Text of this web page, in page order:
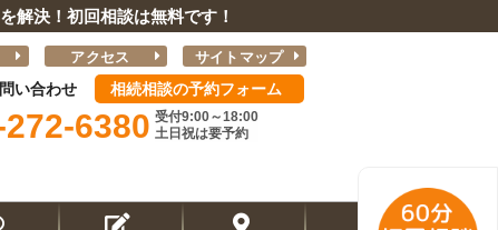
解決！初回相談は無料です！
アクセス サイトマップ
い合わせ 相続相談の予約フォーム
6380 受付9:00～18:00
土日祝は要予約